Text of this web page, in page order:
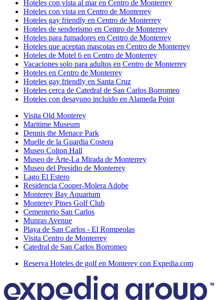
Hoteles con vista al mar en Centro de Monterrey
Hoteles con vista en Centro de Monterrey
Hoteles gay friendly en Centro de Monterrey
Hoteles de senderismo en Centro de Monterrey
Hoteles para fumadores en Centro de Monterrey
Hoteles que aceptan mascotas en Centro de Monterrey
Hoteles de Motel 6 en Centro de Monterrey
Vacaciones solo para adultos en Centro de Monterrey
Hoteles en Centro de Monterrey
Hoteles gay friendly en Santa Cruz
Hoteles cerca de Catedral de San Carlos Borromeo
Hoteles con desayuno incluido en Alameda Point
Visita Old Monterey
Maritime Museum
Dennis the Menace Park
Muelle de la Guardia Costera
Museo Colton Hall
Museo de Arte-La Mirada de Monterrey
Museo del Presidio de Monterrey
Lago El Estero
Residencia Cooper-Molera Adobe
Monterey Bay Aquarium
Monterey Pines Golf Club
Cementerio San Carlos
Munras Avenue
Playa de San Carlos - El Rompeolas
Visita Centro de Monterrey
Catedral de San Carlos Borromeo
Reserva Hoteles de golf en Monterey con Expedia.com